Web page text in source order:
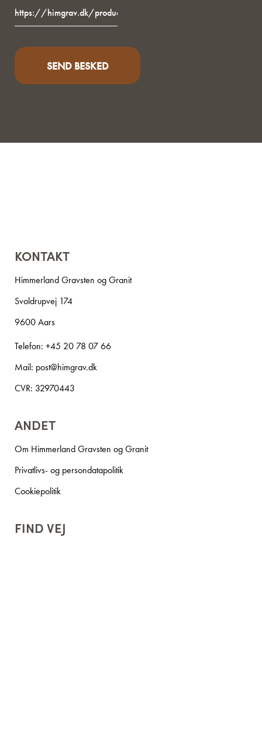
KONTAKT
Himmerland Gravsten og Granit
Svoldrupvej 174
9600 Aars
Telefon: +45 20 78 07 66
Mail: post@himgrav.dk
CVR: 32970443
ANDET
Om Himmerland Gravsten og Granit
Privatlivs- og persondatapolitik
Cookiepolitik
FIND VEJ